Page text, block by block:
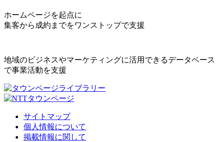
ホームページを起点に
集客から成約までをワンストップで支援
地域のビジネスやマーケティングに活用できるデータベース
で事業活動を支援
サイトマップ
個人情報について
掲載情報に関して